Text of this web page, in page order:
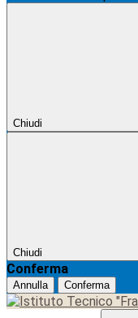
Chiudi
Chiudi
Conferma
Annulla Conferma